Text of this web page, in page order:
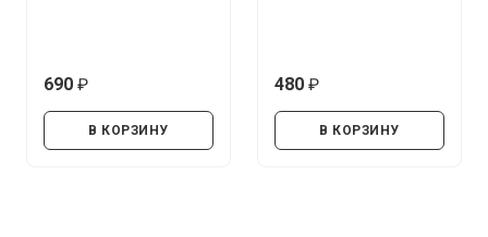
690
В КОРЗИНУ
480
В КОРЗИНУ